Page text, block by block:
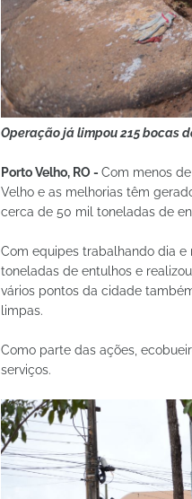
Operação já limpou 215 bocas
Porto Velho, RO - Com menos
Velho e as melhorias têm
cerca de 50 mil toneladas de
Com equipes trabalhando dia e
toneladas de entulhos e
vários pontos da cidade
limpas.
Como parte das ações,
serviços.